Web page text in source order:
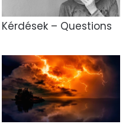
Kérdések – Questions